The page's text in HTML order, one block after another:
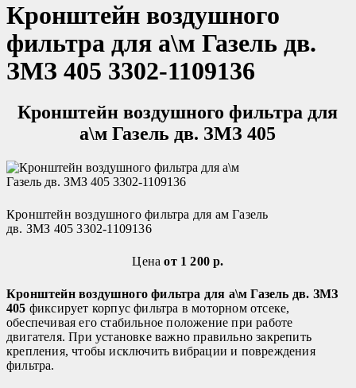
Кронштейн воздушного
фильтра для а\м Газель дв.
ЗМЗ 405 3302-1109136
Кронштейн воздушного фильтра для
а\м Газель дв. ЗМЗ 405
Кронштейн воздушного фильтра для ам Газель
дв. ЗМЗ 405 3302-1109136
Ценаот 1 200 р.
Кронштейн воздушного фильтра для а\м Газель дв. ЗМЗ
405 фиксирует корпус фильтра в моторном отсеке,
обеспечивая его стабильное положение при работе
двигателя. При установке важно правильно закрепить
крепления, чтобы исключить вибрации и повреждения
фильтра.